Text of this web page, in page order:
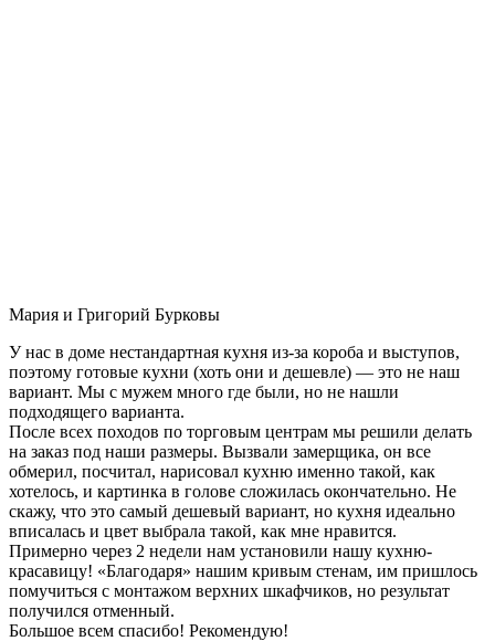
Мария и Григорий Бурковы
У нас в доме нестандартная кухня из-за короба и выступов,
поэтому готовые кухни (хоть они и дешевле) — это не наш
вариант. Мы с мужем много где были, но не нашли
подходящего варианта.
После всех походов по торговым центрам мы решили делать
на заказ под наши размеры. Вызвали замерщика, он все
обмерил, посчитал, нарисовал кухню именно такой, как
хотелось, и картинка в голове сложилась окончательно. Не
скажу, что это самый дешевый вариант, но кухня идеально
вписалась и цвет выбрала такой, как мне нравится.
Примерно через 2 недели нам установили нашу кухню-
красавицу! «Благодаря» нашим кривым стенам, им пришлось
помучиться с монтажом верхних шкафчиков, но результат
получился отменный.
Большое всем спасибо! Рекомендую!